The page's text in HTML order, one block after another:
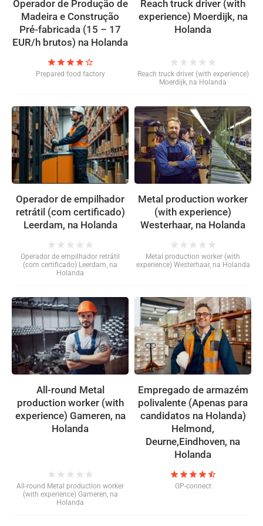
Operador de Produção de
Madeira e Construção
Pré-fabricada (15 – 17
EUR/h brutos) na Holanda
starstarstarstarstar_border
Prepared food factory
Reach truck driver (with
experience) Moerdijk, na
Holanda
star star star star star
Reach truck driver (with experience)
Moerdijk, na Holanda
Operador de empilhador
retrátil (com certificado)
Leerdam, na Holanda
star star star star star
Operador de empilhador retrátil
(com certificado) Leerdam, na
Holanda
Metal production worker
(with experience)
Westerhaar, na Holanda
star star star star star
Metal production worker (with
experience) Westerhaar, na Holanda
All-round Metal
production worker (with
experience) Gameren, na
Holanda
star star star star star
All-round Metal production worker
(with experience) Gameren, na
Holanda
Empregado de armazém
polivalente (Apenas para
candidatos na Holanda)
Helmond,
Deurne,Eindhoven, na
Holanda
starstarstarstarstar_half
GP-connect